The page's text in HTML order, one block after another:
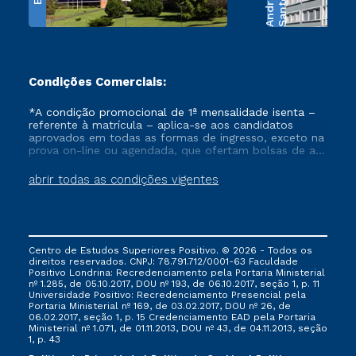
S
a
n
t
o
s
A
n
d
r
a
d
Condições Comerciais:
abrir todas as condições vigentes
*A condição promocional de 1ª mensalidade isenta –
referente à matrícula – aplica-se aos candidatos
aprovados em todas as formas de ingresso, exceto na
prova on-line ou agendada, que ofertam bolsas de até
vigente, que ainda não tenham efetivado e/ou não
tenham cancelado ou trancado sua matrícula em uma
via FIES, Prouni e outros programas governamentais, e
não se acumula com nenhuma outra campanha
ofertada pela Instituição.
Centro de Estudos Superiores Positivo. © 2026 - Todos os
direitos reservados. CNPJ: 78.791.712/0001-63 Faculdade
Positivo Londrina: Recredenciamento pela Portaria Ministerial
nº 1.285, de 05.10.2017, DOU nº 193, de 06.10.2017, seção 1, p. 11
Universidade Positivo: Recredenciamento Presencial ​pela
Portaria Ministerial nº 169, de 03.02.2017, DOU nº 26, de
06.02.2017, seção 1, p. 15 Credenciamento EAD pela Portaria
Ministerial nº 1.071, de 01.11.2013, DOU nº 43, de 04.11.2013, seção
1, p. 43